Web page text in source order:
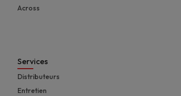
Across
Services
Distributeurs
Entretien